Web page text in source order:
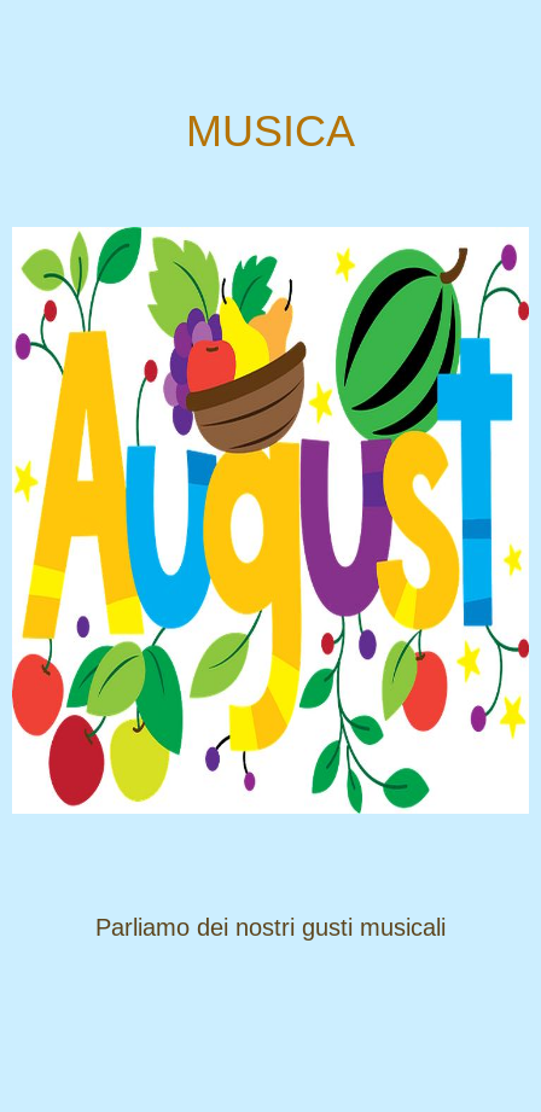
MUSICA
​​​​​​​Parliamo dei nostri gusti musicali